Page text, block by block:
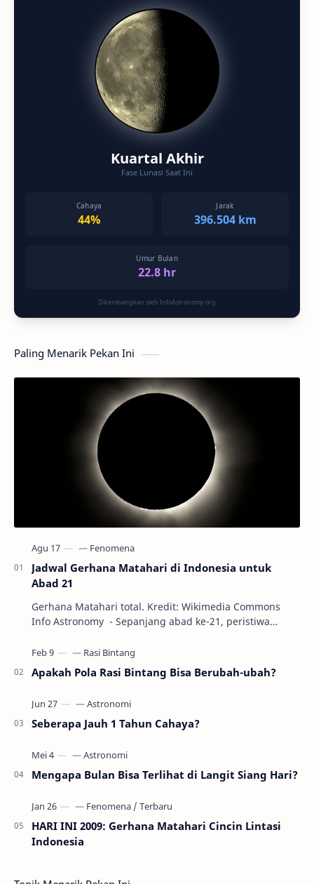
Kuartal Akhir
Fase Lunasi Saat Ini
Cahaya
44%
Jarak
396.504 km
Umur Bulan
22.8 hr
Dikembangkan oleh InfoAstronomy.org
Paling Menarik Pekan Ini
Jadwal Gerhana Matahari di Indonesia untuk
Abad 21
Gerhana Matahari total. Kredit: Wikimedia Commons
Info Astronomy - Sepanjang abad ke-21, peristiwa
Apakah Pola Rasi Bintang Bisa Berubah-ubah?
Seberapa Jauh 1 Tahun Cahaya?
Mengapa Bulan Bisa Terlihat di Langit Siang Hari?
HARI INI 2009: Gerhana Matahari Cincin Lintasi
Indonesia